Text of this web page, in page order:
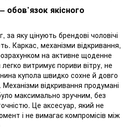
обов’язок якісного
яку цінують брендові чоловічі
Каркас, механізми відкривання,
на активне щоденне
витримує пориви вітру, не
купола швидко сохне й довго
Механізми відкривання продумані
максимально зручним, без
Це аксесуар, який не
і не вимагає компромісів між